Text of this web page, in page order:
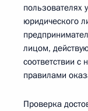
пользователях
юридического
лицом,
соответствии
правилами
Проверка